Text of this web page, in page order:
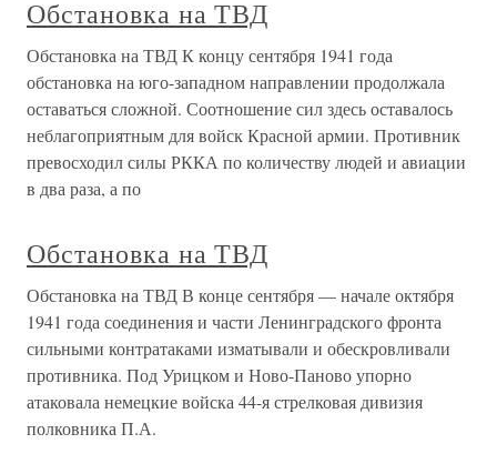
Обстановка на ТВД
Обстановка на ТВД К концу сентября 1941 года
обстановка на юго-западном направлении продолжала
оставаться сложной. Соотношение сил здесь оставалось
неблагоприятным для войск Красной армии. Противник
превосходил силы РККА по количеству людей и авиации
в два раза, а по
Обстановка на ТВД
Обстановка на ТВД В конце сентября — начале октября
1941 года соединения и части Ленинградского фронта
сильными контратаками изматывали и обескровливали
противника. Под Урицком и Ново-Паново упорно
атаковала немецкие войска 44-я стрелковая дивизия
полковника П.А.